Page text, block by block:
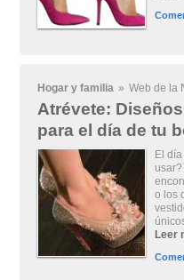
Hogar y familia » Web de la
Atrévete:
para el día de tu
El
usar?
o los
Leer